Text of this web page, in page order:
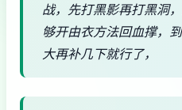
战，先打黑影再打黑洞
够开由衣方法回血撑，
大再补几下就行了，